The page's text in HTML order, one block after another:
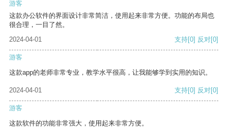
游客
这款办公软件的界面设计非常简洁，使用起来非常方便。功能的布局也
很合理，一目了然。
2024-04-01
支持[0] 反对[0]
游客
这款app的老师非常专业，教学水平很高，让我能够学到实用的知识。
2024-04-01 支持[0] 反对[0]
游客
这款软件的功能非常强大，使用起来非常方便。